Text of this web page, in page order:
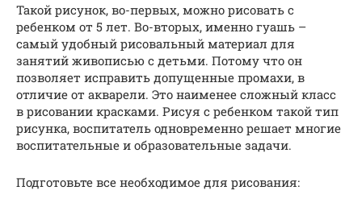
Такой рисунок, во-первых, можно рисовать с
ребенком от 5 лет. Во-вторых, именно гуашь –
самый удобный рисовальный материал для
занятий живописью с детьми. Потому что он
позволяет исправить допущенные промахи, в
отличие от акварели. Это наименее сложный класс
в рисовании красками. Рисуя с ребенком такой тип
рисунка, воспитатель одновременно решает многие
воспитательные и образовательные задачи.
Подготовьте все необходимое для рисования: